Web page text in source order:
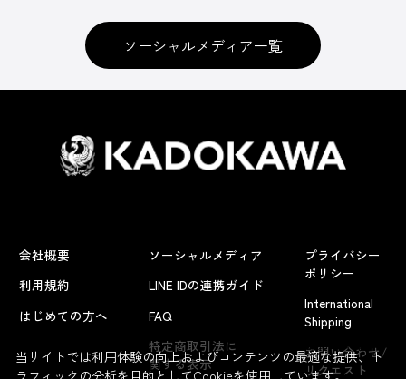
よくあるお問い合わせ
ソーシャルメディア一覧
会社概要
利用規約
はじめての方へ
ソーシャルメディア
LINE IDの連携ガイド
FAQ
特定商取引法に
関する表示
プライバシー
ポリシー
International
Shipping
お問い合わせ/
リクエスト
当サイトでは利用体験の向上およびコンテンツの最適な提供、ト